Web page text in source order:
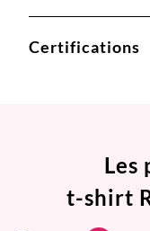
Certifications
Les
t-shirt